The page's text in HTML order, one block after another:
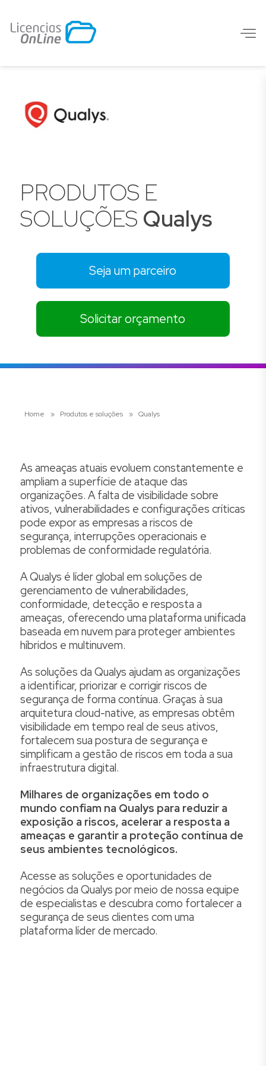
PRODUTOS E
SOLUÇÕES Qualys
Seja um parceiro
Solicitar orçamento
Home » Produtos e soluções » Qualys
As ameaças atuais evoluem constantemente e
ampliam a superfície de ataque das
organizações. A falta de visibilidade sobre
ativos, vulnerabilidades e configurações críticas
pode expor as empresas a riscos de
segurança, interrupções operacionais e
problemas de conformidade regulatória.
A Qualys é líder global em soluções de
gerenciamento de vulnerabilidades,
conformidade, detecção e resposta a
ameaças, oferecendo uma plataforma unificada
baseada em nuvem para proteger ambientes
híbridos e multinuvem.
As soluções da Qualys ajudam as organizações
a identificar, priorizar e corrigir riscos de
segurança de forma contínua. Graças à sua
arquitetura cloud-native, as empresas obtêm
visibilidade em tempo real de seus ativos,
fortalecem sua postura de segurança e
simplificam a gestão de riscos em toda a sua
infraestrutura digital.
Milhares de organizações em todo o
mundo confiam na Qualys para reduzir a
exposição a riscos, acelerar a resposta a
ameaças e garantir a proteção contínua de
seus ambientes tecnológicos.
Acesse as soluções e oportunidades de
negócios da Qualys por meio de nossa equipe
de especialistas e descubra como fortalecer a
segurança de seus clientes com uma
plataforma líder de mercado.